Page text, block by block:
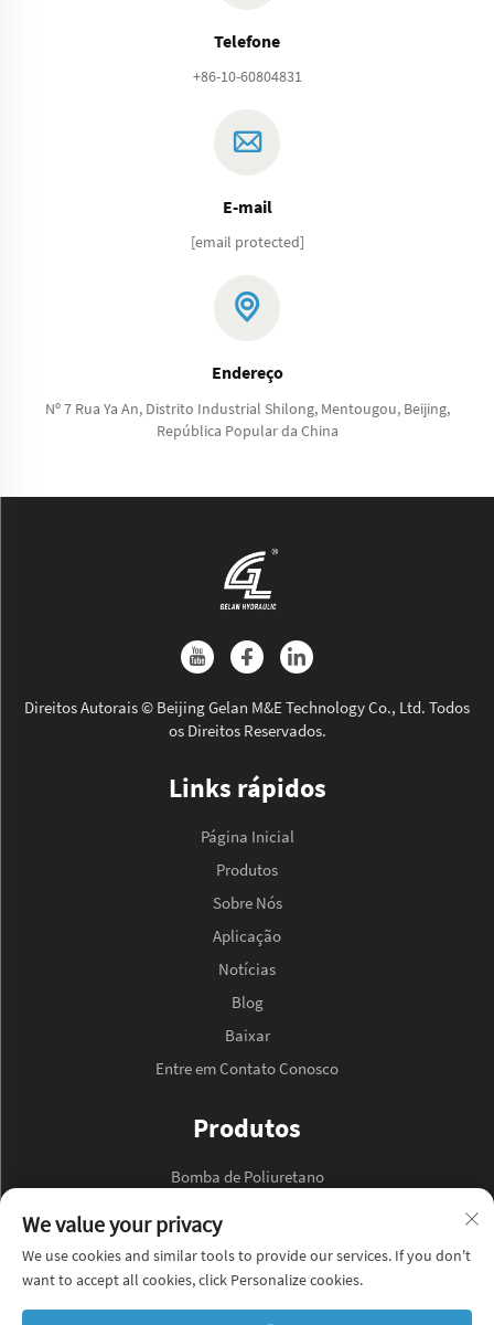
Telefone
+86-10-60804831
E-mail
[email protected]
Endereço
Nº 7 Rua Ya An, Distrito Industrial Shilong, Mentougou, Beijing,
República Popular da China
Direitos Autorais © Beijing Gelan M&E Technology Co., Ltd. Todos
os Direitos Reservados.
Links rápidos
Página Inicial
Produtos
Sobre Nós
Aplicação
Notícias
Blog
Baixar
Entre em Contato Conosco
Produtos
Bomba de Poliuretano
SOBRE A EMPRESA
We value your privacy
We use cookies and similar tools to provide our services. If you don't
want to accept all cookies, click Personalize cookies.